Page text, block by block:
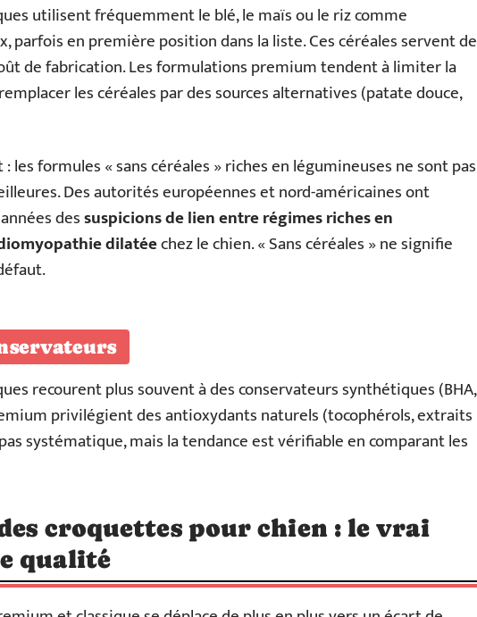
utilisent fréquemment le blé, le maïs ou le riz comme
parfois en première position dans la liste. Ces céréales servent de
de fabrication. Les formulations premium tendent à limiter la
les céréales par des sources alternatives (patate douce,
formules « sans céréales » riches en légumineuses ne sont pas
Des autorités européennes et nord-américaines ont
dessuspicions de lien entre régimes riches en
dilatéechez le chien. « Sans céréales » ne signifie
recourent plus souvent à des conservateurs synthétiques (BHA,
privilégient des antioxydants naturels (tocophérols, extraits
systématique, mais la tendance est vérifiable en comparant les
croquettes pour chien : le vrai
qualité